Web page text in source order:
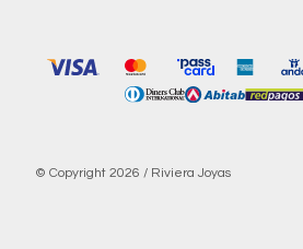
© Copyright 2026 / Riviera Joyas